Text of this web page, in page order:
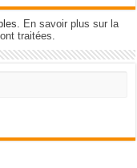
En savoir plus sur la
traitées.